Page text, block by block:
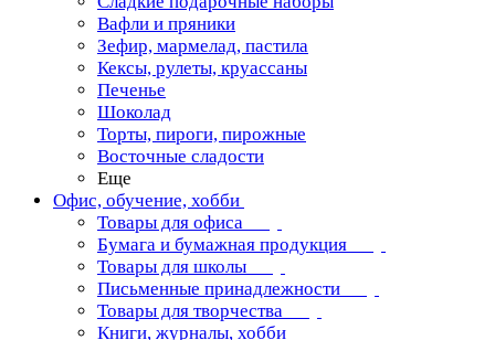
Вафли и пряники
Зефир, мармелад, пастила
Кексы, рулеты, круассаны
Печенье
Шоколад
Торты, пироги, пирожные
Восточные сладости
Еще
Офис, обучение, хобби
Товары для офиса
Бумага и бумажная продукция
Товары для школы
Письменные принадлежности
Товары для творчества
Книги, журналы, хобби